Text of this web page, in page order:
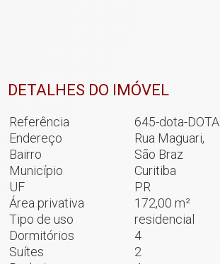
DETALHES DO IMÓVEL
Referência
645-dota-DOTA
Endereço
Rua Maguari,
Bairro
São Braz
Município
Curitiba
UF
PR
Área privativa
172,00 m²
Tipo de uso
residencial
Dormitórios
4
Suítes
2